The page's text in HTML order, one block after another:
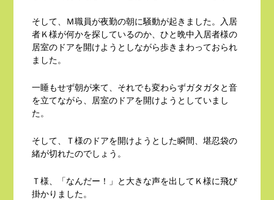
そして、Ｍ職員が夜勤の朝に騒動が起きました。入居
者Ｋ様が何かを探しているのか、ひと晩中入居者様の
居室のドアを開けようとしながら歩きまわっておられ
ました。
一睡もせず朝が来て、それでも変わらずガタガタと音
を立てながら、居室のドアを開けようとしていまし
た。
そして、Ｔ様のドアを開けようとした瞬間、堪忍袋の
緒が切れたのでしょう。
Ｔ様、「なんだー！」と大きな声を出してＫ様に飛び
掛かりました。